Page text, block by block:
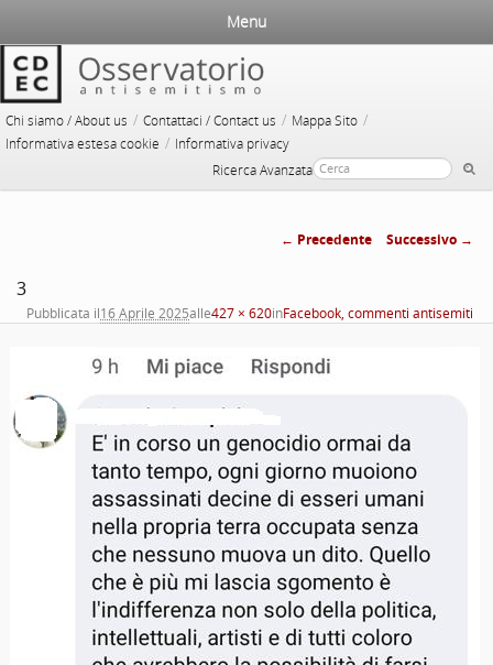
Chi siamo / About us / Contattaci / Contact us / Mappa Sito /
Informativa estesa cookie / Informativa privacy
Ricerca Avanzata
Menu
immagini
← Precedente Successivo →
3
Pubblicata il16 Aprile 2025alle427 × 620inFacebook, commenti antisemiti